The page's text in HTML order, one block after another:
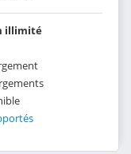
illimité